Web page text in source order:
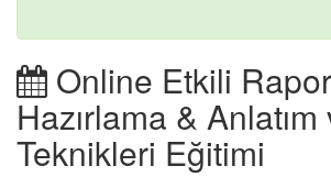
Online Etkili Rapor
Hazırlama &
Teknikleri Eğitimi